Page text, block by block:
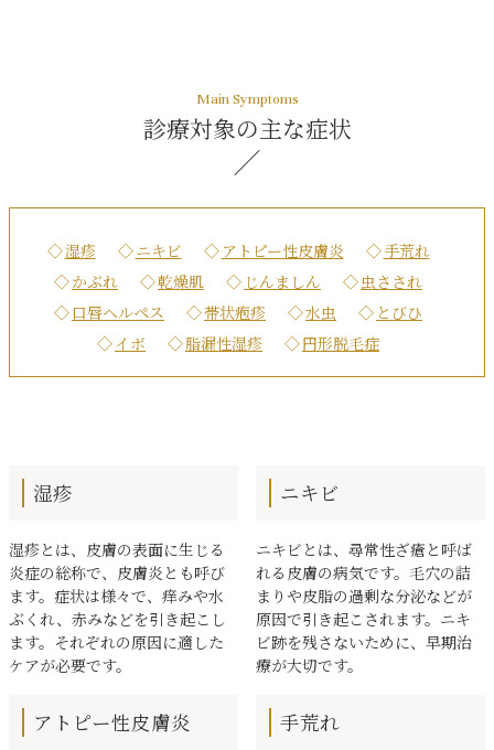
診療対象の主な症状
湿疹 ニキビ アトピー性皮膚炎
手荒れ
かぶれ
乾燥肌 じんましん
虫さされ
口唇ヘルペス
帯状疱疹 水虫
とびひ
イボ
脂漏性湿疹 円形脱毛症
湿疹
湿疹とは、皮膚の表面に生じる
炎症の総称で、皮膚炎とも呼び
ます。症状は様々で、痒みや水
ぶくれ、赤みなどを引き起こし
ます。それぞれの原因に適した
ケアが必要です。
ニキビ
ニキビとは、尋常性ざ瘡と呼ば
れる皮膚の病気です。毛穴の詰
まりや皮脂の過剰な分泌などが
原因で引き起こされます。ニキ
ビ跡を残さないために、早期治
療が大切です。
アトピー性皮膚炎 手荒れ